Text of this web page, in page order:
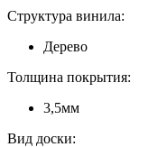
Структура винила:
Дерево
Толщина покрытия:
3,5мм
Вид доски: